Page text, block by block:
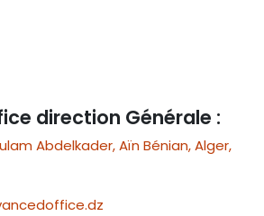
direction Générale :
Abdelkader, Aïn Bénian, Alger,